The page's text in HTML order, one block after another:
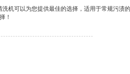
洗机可以为您提供最佳的选择，适用于常规污渍
！